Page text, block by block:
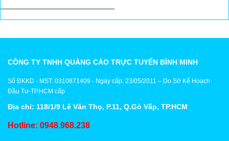
CÔNG TY TNHH QUẢNG CÁO TRỰC TUYẾN BÌNH MINH
Số ĐKKD - MST: 0310871409 - Ngày cấp: 23/05/2011 – Do Sở Kế Hoạch
Đầu Tư-TP.HCM cấp
Địa chỉ: 118/1/9 Lê Văn Thọ, P.11, Q.Gò Vấp, TP.HCM
Hotline: 0948.968.238